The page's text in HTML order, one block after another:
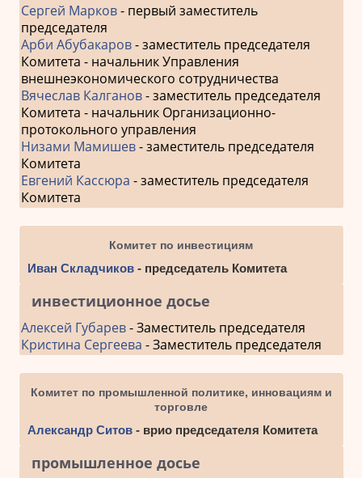
Сергей Марков- первый заместитель
председателя
Арби Абубакаров- заместитель председателя
Комитета - начальник Управления
внешнеэкономического сотрудничества
Вячеслав Калганов- заместитель председателя
Комитета - начальник Организационно-
протокольного управления
Низами Мамишев- заместитель председателя
Комитета
Евгений Кассюра - заместитель председателя
Комитета
Комитет по инвестициям
Иван Складчиков- председатель Комитета
инвестиционное досье
Алексей Губарев- Заместитель председателя
Кристина Сергеева - Заместитель председателя
Комитет по промышленной политике, инновациям и
торговле
Александр Ситов- врио председателя Комитета
промышленное досье